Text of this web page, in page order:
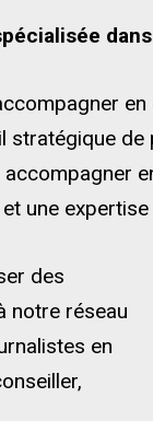
stratégique
une
des
notre réseau
en